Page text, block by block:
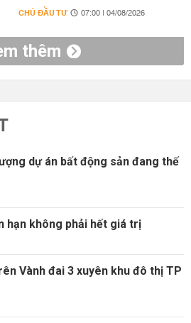
CHỦ ĐẦU TƯ 07:00 | 04/08/2026
thêm
dự án bất động sản đang thế
hạn không phải hết giá trị
Vành đai 3 xuyên khu đô thị TP